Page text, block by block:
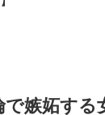
で嫉妬する